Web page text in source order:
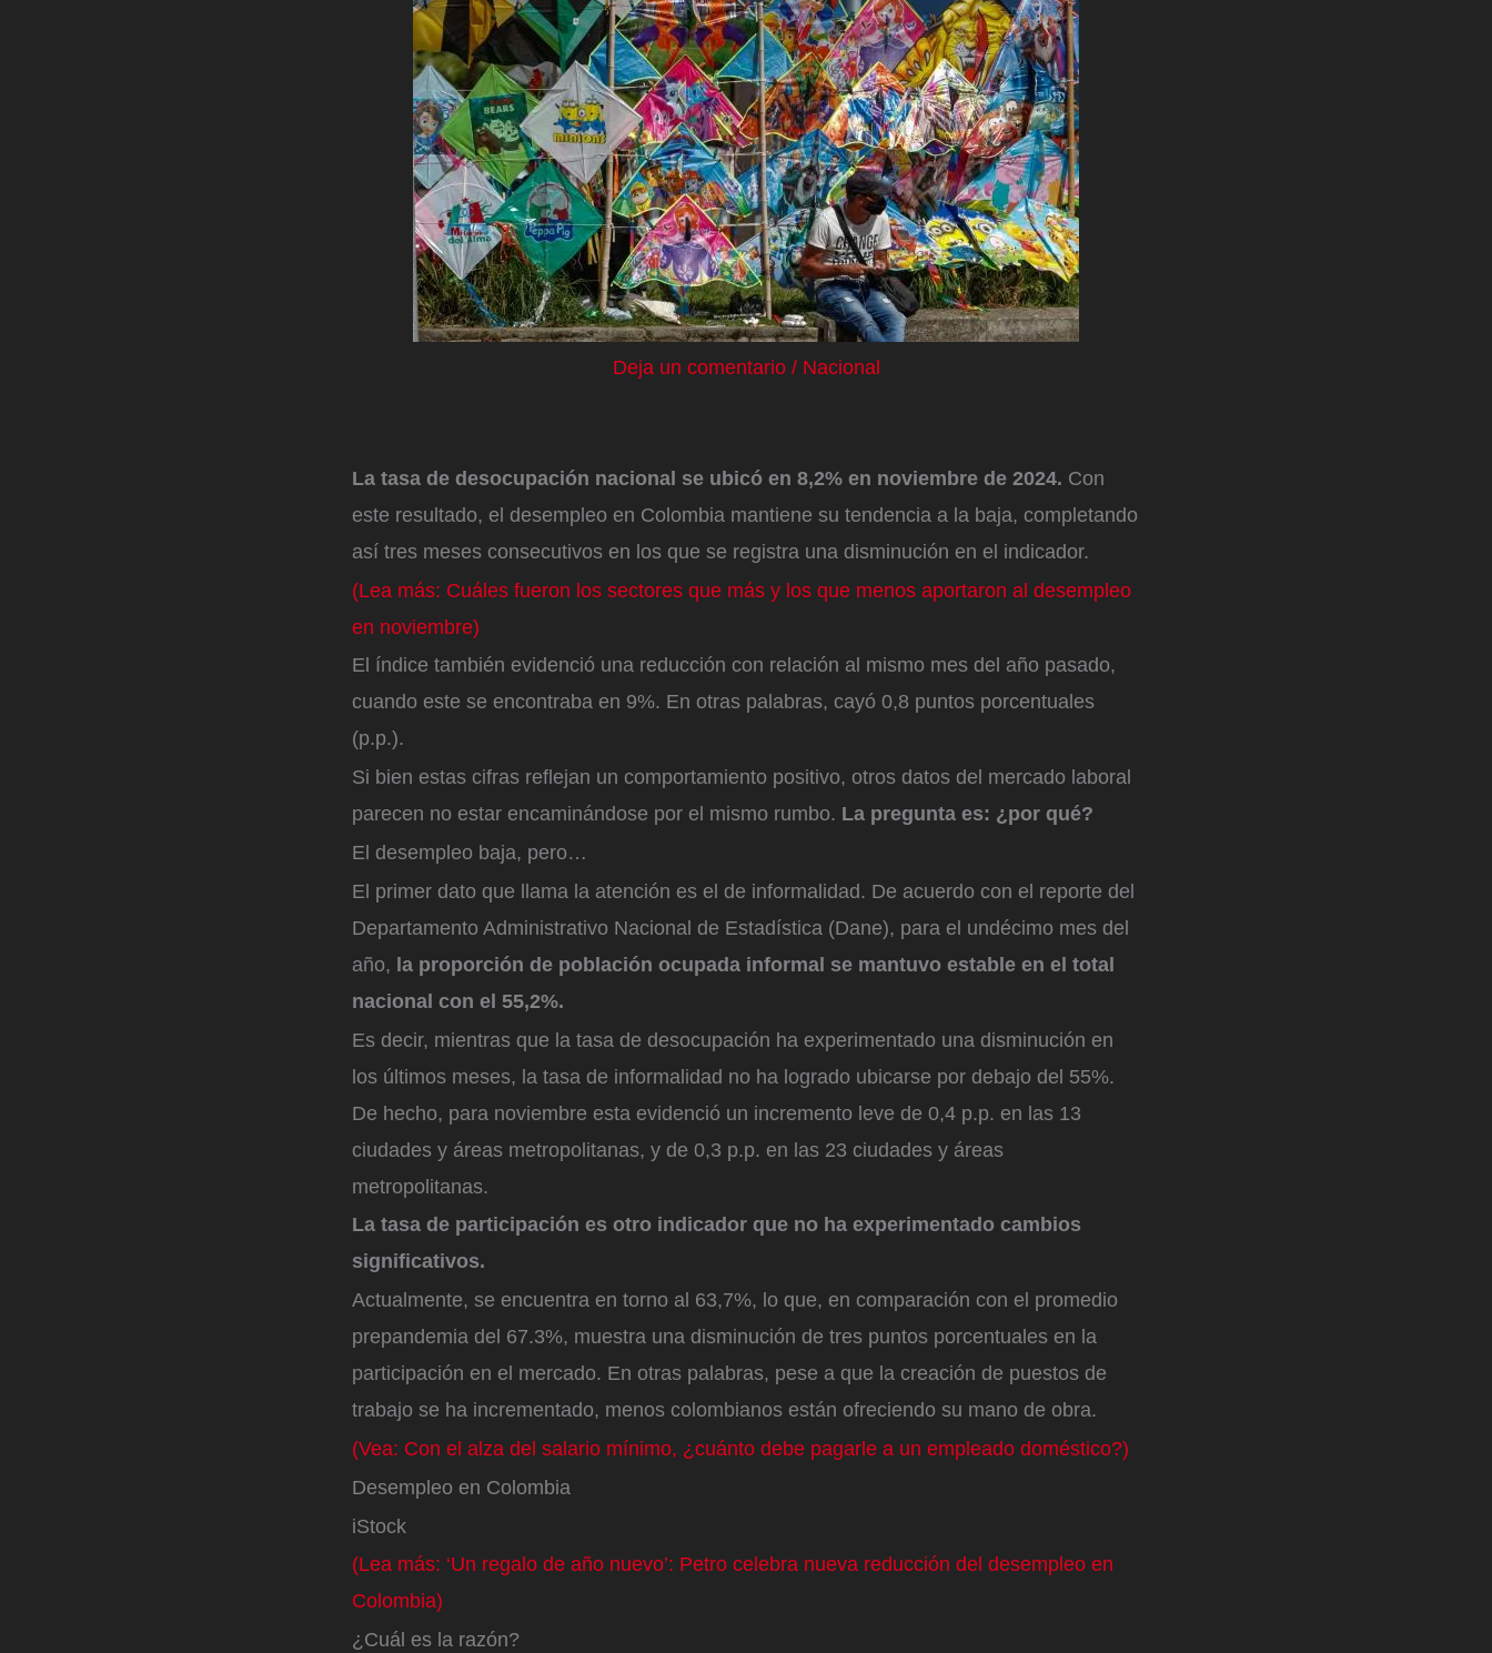
Deja un comentario / Nacional
La tasa de desocupación nacional se ubicó en 8,2% en noviembre de 2024. Con
este resultado, el desempleo en Colombia mantiene su tendencia a la baja, completando
así tres meses consecutivos en los que se registra una disminución en el indicador.
(Lea más: Cuáles fueron los sectores que más y los que menos aportaron al desempleo
en noviembre)
El índice también evidenció una reducción con relación al mismo mes del año pasado,
cuando este se encontraba en 9%. En otras palabras, cayó 0,8 puntos porcentuales
(p.p.).
Si bien estas cifras reflejan un comportamiento positivo, otros datos del mercado laboral
parecen no estar encaminándose por el mismo rumbo. La pregunta es: ¿por qué?
El desempleo baja, pero…
El primer dato que llama la atención es el de informalidad. De acuerdo con el reporte del
Departamento Administrativo Nacional de Estadística (Dane), para el undécimo mes del
año, la proporción de población ocupada informal se mantuvo estable en el total
nacional con el 55,2%.
Es decir, mientras que la tasa de desocupación ha experimentado una disminución en
los últimos meses, la tasa de informalidad no ha logrado ubicarse por debajo del 55%.
De hecho, para noviembre esta evidenció un incremento leve de 0,4 p.p. en las 13
ciudades y áreas metropolitanas, y de 0,3 p.p. en las 23 ciudades y áreas
metropolitanas.
La tasa de participación es otro indicador que no ha experimentado cambios
significativos.
Actualmente, se encuentra en torno al 63,7%, lo que, en comparación con el promedio
prepandemia del 67.3%, muestra una disminución de tres puntos porcentuales en la
participación en el mercado. En otras palabras, pese a que la creación de puestos de
trabajo se ha incrementado, menos colombianos están ofreciendo su mano de obra.
(Vea: Con el alza del salario mínimo, ¿cuánto debe pagarle a un empleado doméstico?)
Desempleo en Colombia
iStock
(Lea más: ‘Un regalo de año nuevo’: Petro celebra nueva reducción del desempleo en
Colombia)
¿Cuál es la razón?